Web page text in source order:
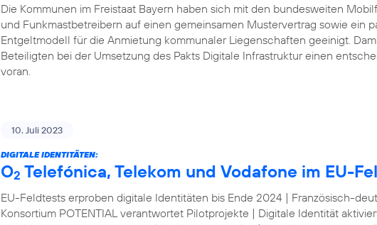
Die Kommunen im Freistaat Bayern haben sich mit den bundesweiten
und Funkmastbetreibern auf einen gemeinsamen Mustervertrag sowie ein
Entgeltmodell für die Anmietung kommunaler Liegenschaften geeinigt.
Beteiligten bei der Umsetzung des Pakts Digitale Infrastruktur einen
voran.
10. Juli 2023
DIGITALE IDENTITÄTEN:
O2 Telefónica, Telekom und Vodafone im EU-
EU-Feldtests erproben digitale Identitäten bis Ende 2024 | Französisch-
Konsortium POTENTIAL verantwortet Pilotprojekte | Digitale Identität